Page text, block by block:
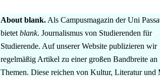
About blank. Als Campusmagazin der Uni
bietet blank. Journalismus von Studierenden für
Studierende. Auf unserer Website publizieren wir
regelmäßig Artikel zu einer großen Bandbreite an
Themen. Diese reichen von Kultur, Literatur und